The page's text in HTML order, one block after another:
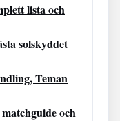
lista och
solskyddet
Teman
och